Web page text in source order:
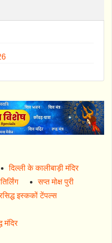
दिल्ली के कालीबाड़ी मंदिर
सप्त मोक्ष पुरी
इस्ककों टेंपल्स
मंदिर